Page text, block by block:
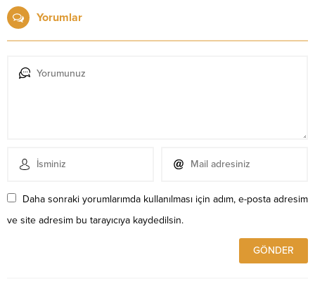
Yorumlar
Daha sonraki yorumlarımda kullanılması için adım, e-posta adresim
ve site adresim bu tarayıcıya kaydedilsin.